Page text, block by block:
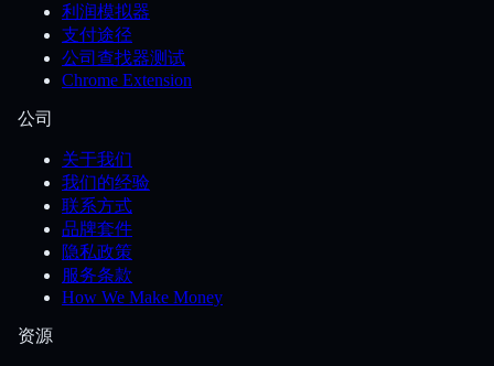
利润模拟器
支付途径
公司查找器测试
Chrome Extension
公司
关于我们
我们的经验
联系方式
品牌套件
隐私政策
服务条款
How We Make Money
资源